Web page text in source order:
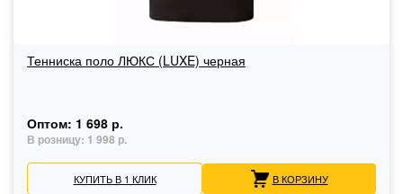
Тенниска поло ЛЮКС (LUXE) черная
Оптом: 1 698 р.
В розницу: 1 998 р.
КУПИТЬ В 1 КЛИК В КОРЗИНУ